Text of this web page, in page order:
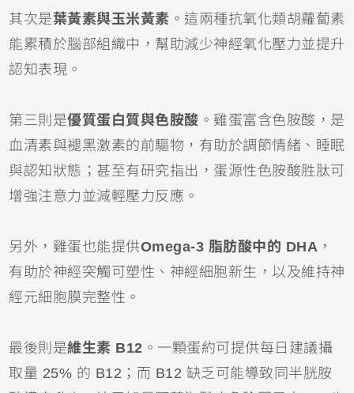
其次是葉黃素與玉米黃素 。這兩種抗氧化類胡蘿蔔素
能累積於腦部組織中，幫助減少神經氧化壓力並提升
認知表現。
第三則是優質蛋白質與色胺酸 。雞蛋富含色胺酸，是
血清素與褪黑激素的前驅物，有助於調節情緒、睡眠
與認知狀態；甚至有研究指出，蛋源性色胺酸胜肽可
增強注意力並減輕壓力反應。
另外，雞蛋也能提供Omega-3 脂肪酸中的 DHA ，
有助於神經突觸可塑性、神經細胞新生，以及維持神
經元細胞膜完整性。
最後則是維生素 B12 。一顆蛋約可提供每日建議攝
取量 25% 的 B12；而 B12 缺乏可能導致同半胱胺